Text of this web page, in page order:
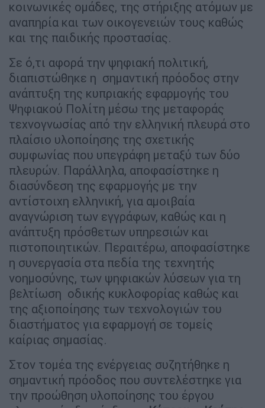
κοινωνικές ομάδες, της στήριξης ατόμων με
αναπηρία και των οικογενειών τους καθώς
και της παιδικής προστασίας.
Σε ό,τι αφορά την ψηφιακή πολιτική,
διαπιστώθηκε η σημαντική πρόοδος στην
ανάπτυξη της κυπριακής εφαρμογής του
Ψηφιακού Πολίτη μέσω της μεταφοράς
τεχνογνωσίας από την ελληνική πλευρά στο
πλαίσιο υλοποίησης της σχετικής
συμφωνίας που υπεγράφη μεταξύ των δύο
πλευρών. Παράλληλα, αποφασίστηκε η
διασύνδεση της εφαρμογής με την
αντίστοιχη ελληνική, για αμοιβαία
αναγνώριση των εγγράφων, καθώς και η
ανάπτυξη πρόσθετων υπηρεσιών και
πιστοποιητικών. Περαιτέρω, αποφασίστηκε
η συνεργασία στα πεδία της τεχνητής
νοημοσύνης, των ψηφιακών λύσεων για τη
βελτίωση οδικής κυκλοφορίας καθώς και
της αξιοποίησης των τεχνολογιών του
διαστήματος για εφαρμογή σε τομείς
καίριας σημασίας.
Στον τομέα της ενέργειας συζητήθηκε η
σημαντική πρόοδος που συντελέστηκε για
την προώθηση υλοποίησης του έργου